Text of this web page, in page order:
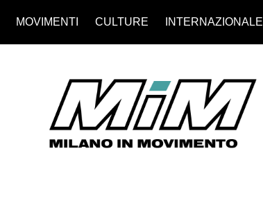
MOVIMENTI CULTURE INTERNAZIONALE